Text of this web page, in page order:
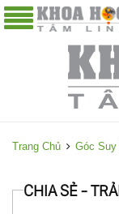
Trang Chủ Góc Suy
CHIA SẺ -